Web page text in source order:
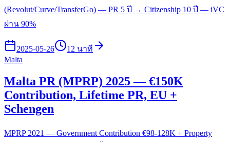
(Revolut/Curve/TransferGo) — PR 5 ปี → Citizenship 10 ปี — iVC
ผ่าน 90%
2025-05-26
12 นาที
Malta
Malta PR (MPRP) 2025 — €150K
Contribution, Lifetime PR, EU +
Schengen
MPRP 2021 — Government Contribution €98-128K + Property